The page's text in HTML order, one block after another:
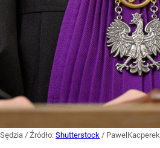
Sędzia / Źródło: Shutterstock / PawelKacperek